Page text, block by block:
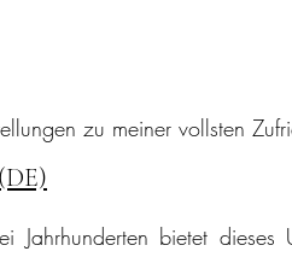
Jahrhunderten bietet dieses
zu meiner vollsten